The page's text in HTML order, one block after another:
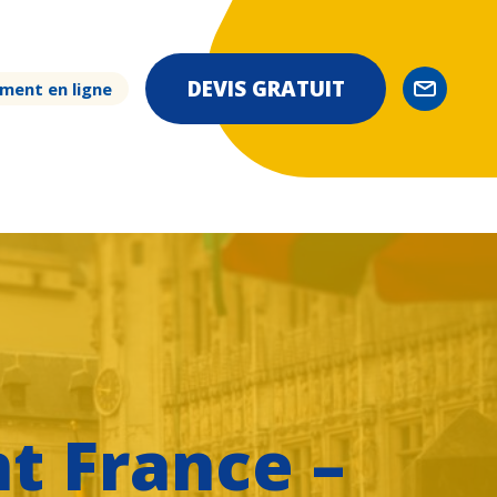
en ligne DEVIS GRATUIT
France –